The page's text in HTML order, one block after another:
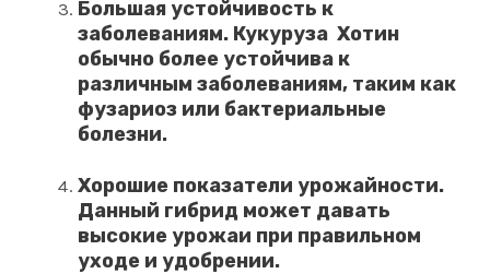
Большая устойчивость к
заболеваниям. Кукуруза Хотин
обычно более устойчива к
различным заболеваниям, таким как
фузариоз или бактериальные
болезни.
Хорошие показатели урожайности.
Данный гибрид может давать
высокие урожаи при правильном
уходе и удобрении.